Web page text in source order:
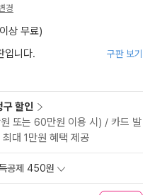
경
상 무료)
입니다. 구판 보기
구 할인
또는 60만원 이용 시) / 카드 발
대 1만원 혜택 제공
공제 450원